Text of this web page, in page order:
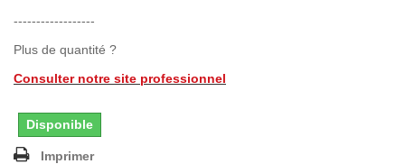
------------------
Plus de quantité ?
Consulter notre site professionnel
Disponible
Imprimer